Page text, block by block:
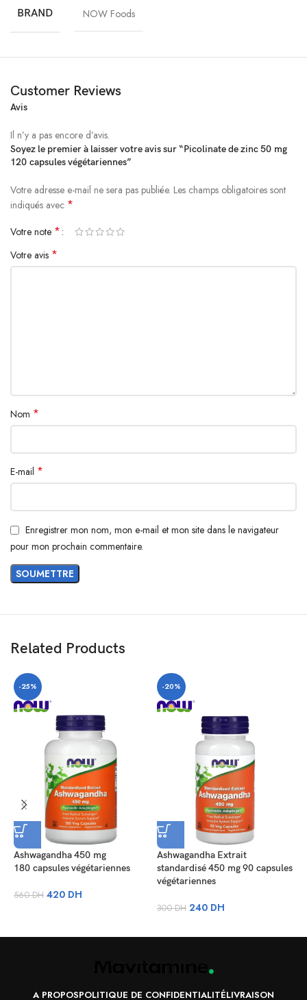
Farine de riz, hypromellose (capsule de cellulose) et acide stéarique
traite d\’autres ingrédients contenant ces allergènes.
Avertissements
Réservé aux adultes. Ce produit n\’est pas destiné à une utilisation sur le
êtes enceinte ou allaitez. Consulter un médecin si vous prenez des
médicaments ou présentez une affection médicale. Tenir hors de portée
Une variation naturelle de couleur peut se produire.
BRAND NOW Foods
Customer Reviews
Avis
Il n’y a pas encore d’avis.
Soyez le premier à laisser votre avis sur “Picolinate de zinc 50 mg
120 capsules végétariennes”
Votre adresse e-mail ne sera pas publiée. Les champs obligatoires sont
indiqués avec *
Votre note *
Votre avis *
Nom *
E-mail *
Enregistrer mon nom, mon e-mail et mon site dans le navigateur
pour mon prochain commentaire.
Alternative:
Related Products
-25%
Ashwagandha 450 mg
180 capsules végétariennes
560DH 420 DH
-20%
Ashwagandha Extrait
standardisé 450 mg 90 capsules
végétariennes
300DH 240 DH
A PROPOSPOLITIQUE DE CONFIDENTIALITÉLIVRAISON